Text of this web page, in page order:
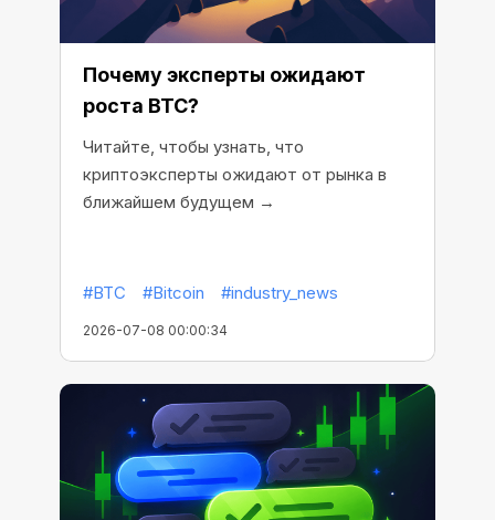
Почему эксперты ожидают
роста BTC?
Читайте, чтобы узнать, что
криптоэксперты ожидают от рынка в
ближайшем будущем →
#BTC #Bitcoin #industry_news
2026-07-08 00:00:34